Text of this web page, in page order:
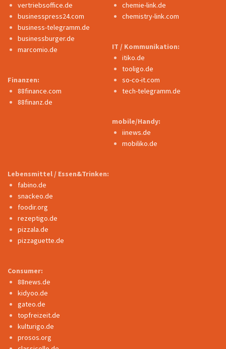
vertriebsoffice.de
businesspress24.com
business-telegramm.de
businessburger.de
marcomio.de
Finanzen:
88finance.com
88finanz.de
chemie-link.de
chemistry-link.com
IT / Kommunikation:
itiko.de
tooligo.de
so-co-it.com
tech-telegramm.de
mobile/Handy:
iinews.de
mobiliko.de
Lebensmittel / Essen&Trinken:
fabino.de
snackeo.de
foodir.org
rezeptigo.de
pizzala.de
pizzaguette.de
Consumer:
88news.de
kidyoo.de
gateo.de
topfreizeit.de
kulturigo.de
prosos.org